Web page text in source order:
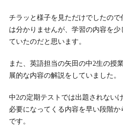
チラッと様子を見ただけでしたので
は分かりませんが、学習の内容を
ていたのだと思います。
また、英語担当の矢田の中2生の授
展的な内容の解説をしていました。
中2の定期テストでは出題されない
必要になってくる内容を早い段階
です。